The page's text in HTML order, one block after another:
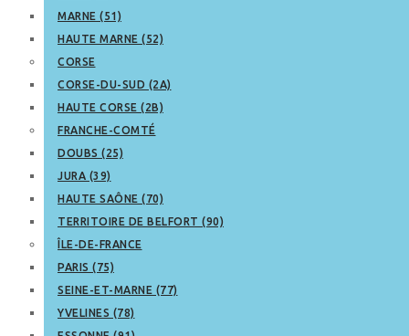
MARNE (51)
HAUTE MARNE (52)
CORSE
CORSE-DU-SUD (2A)
HAUTE CORSE (2B)
FRANCHE-COMTÉ
DOUBS (25)
JURA (39)
HAUTE SAÔNE (70)
TERRITOIRE DE BELFORT (90)
ÎLE-DE-FRANCE
PARIS (75)
SEINE-ET-MARNE (77)
YVELINES (78)